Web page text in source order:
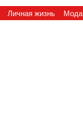
Личная жизнь Мода